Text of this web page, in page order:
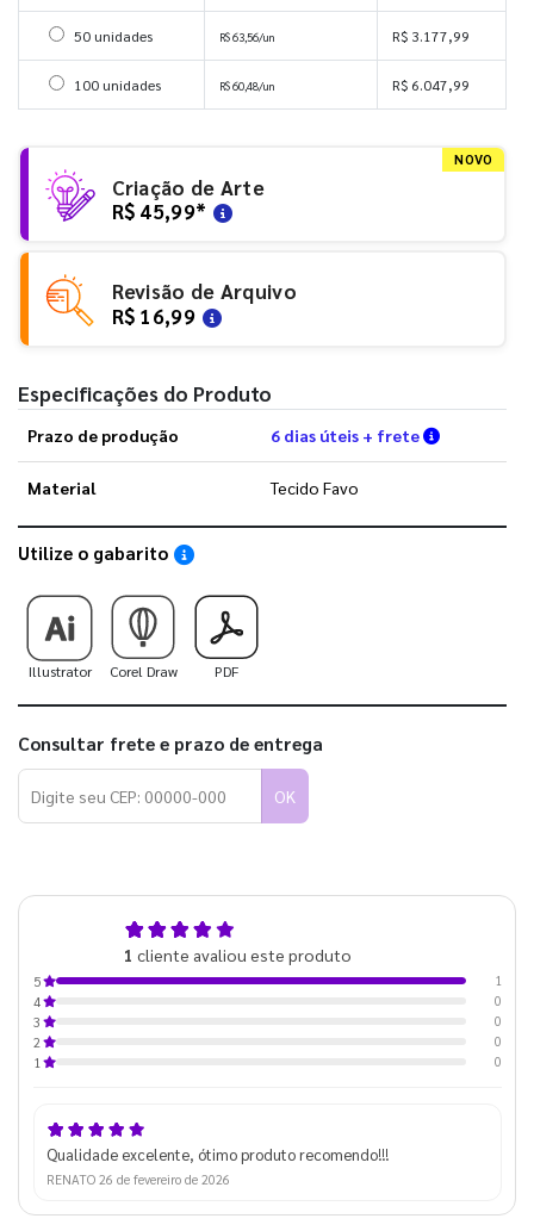
Selecionar 50 unidades
50 unidades R$ 63,56/un R$ 3.177,99
Selecionar 100 unidades
100 unidades R$ 60,48/un R$ 6.047,99
NOVO
Criação de Arte
R$ 45,99*
Revisão de Arquivo
R$ 16,99
Especificações do Produto
Prazo de produção 6 dias úteis + frete Verifique
Material Tecido Favo
Utilize o gabarito Saiba como utilizar os nossos gabaritos
Illustrator Corel Draw PDF
Consultar frete e prazo de entrega
OK
1 cliente avaliou este produto
5
1
4
0
3
0
2
0
1
0
Qualidade excelente, ótimo produto recomendo!!!
RENATO 26 de fevereiro de 2026